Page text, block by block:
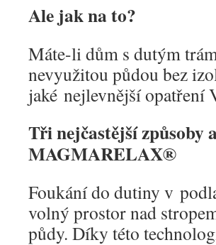
Ale jak na to?
Máte-li dům s dutým
nevyužitou půdou bez
jaké nejlevnější opatření
Tři nejčastější způsoby
MAGMARELAX®
Foukání do dutiny v
volný prostor nad
půdy. Díky této